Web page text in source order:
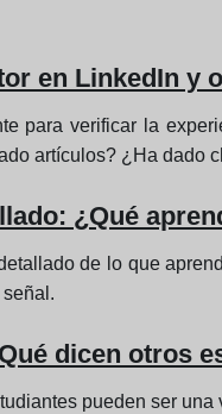
en LinkedIn y
para verificar la
artículos? ¿Ha dado
¿Qué
de lo que
dicen otros
pueden ser